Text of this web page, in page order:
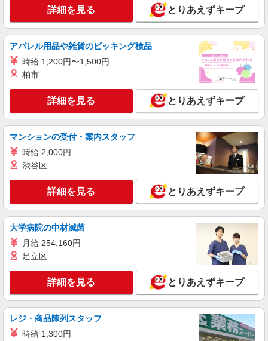
株式会社kotrio /●KG-H-1975488
脇田駅★シフト柔軟で長く働きやすいシニア向
けマンション
時給1350円〜2062円 ＜日払い有/週払い有/交
通費全支給(ガソリン代含む)＞
キープ 詳細を見る
派遣社員
株式会社kotrio /●KG-H-1900965
鹿児島中央駅のシニアマンション▼フロアの巡
時給1350円〜2062円 ＜日払い有/週払い有/交
通費全支給(ガソリン代含む)＞
鹿児島市 ≪最寄駅：鹿児島中央≫
キープ 詳細を見る
派遣社員
★激募★ 郡元駅★病院で食事の配膳/お掃除な
ど♪
時給1350円〜2062円 ＜日払い有/週払い有/交
通費全支給(ガソリン代含む)＞
詳細を見る とりあえずキープ
アパレル用品や雑貨のピッキング検品
時給 1,200円〜1,500円
柏市
詳細を見る とりあえずキープ
マンションの受付・案内スタッフ
時給 2,000円
渋谷区
詳細を見る とりあえずキープ
大学病院の中材滅菌
月給 254,160円
足立区
詳細を見る とりあえずキープ
レジ・商品陳列スタッフ
時給 1,300円